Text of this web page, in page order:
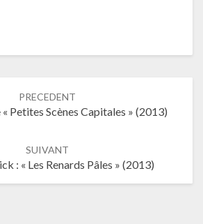
PRECEDENT
Petites Scènes Capitales » (2013)
SUIVANT
: « Les Renards Pâles » (2013)